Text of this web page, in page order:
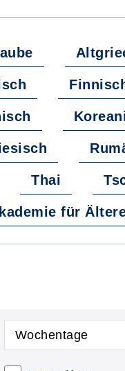
Thai
für
Wochentage